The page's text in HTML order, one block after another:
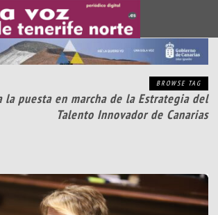
BROWSE TAG
la puesta en marcha de la Estrategia del
Talento Innovador de Canarias